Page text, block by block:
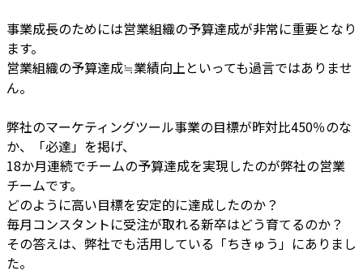
事業成長のためには営業組織の予算達成が非常に重要となり
ます。
営業組織の予算達成≒業績向上といっても過言ではありませ
ん。
弊社のマーケティングツール事業の目標が昨対比450％のな
か、「必達」を掲げ、
18か月連続でチームの予算達成を実現したのが弊社の営業
チームです。
どのように高い目標を安定的に達成したのか？
毎月コンスタントに受注が取れる新卒はどう育てるのか？
その答えは、弊社でも活用している「ちきゅう」にありまし
た。